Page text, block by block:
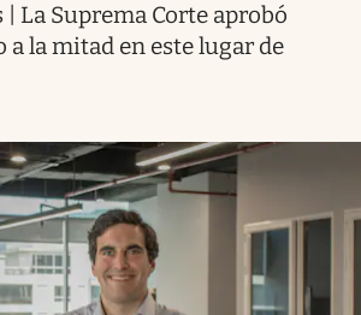
La Suprema Corte aprobó
la mitad en este lugar de